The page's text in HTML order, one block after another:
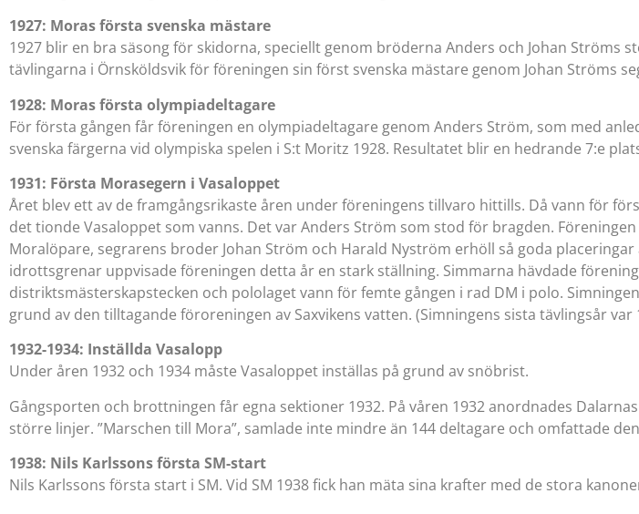
1927: Moras första svenska mästare
1927 blir en bra säsong för skidorna, speciellt genom bröderna Anders och Johan Ströms
tävlingarna i Örnsköldsvik för föreningen sin först svenska mästare genom Johan Ströms
1928: Moras första olympiadeltagare
För första gången får föreningen en olympiadeltagare genom Anders Ström, som med
svenska färgerna vid olympiska spelen i S:t Moritz 1928. Resultatet blir en hedrande 7:e
1931: Första Morasegern i Vasaloppet
Året blev ett av de framgångsrikaste åren under föreningens tillvaro hittills. Då vann för
det tionde Vasaloppet som vanns. Det var Anders Ström som stod för bragden.
Moralöpare, segrarens broder Johan Ström och Harald Nyström erhöll så goda
idrottsgrenar uppvisade föreningen detta år en stark ställning. Simmarna hävdade
distriktsmästerskapstecken och pololaget vann för femte gången i rad DM i polo.
grund av den tilltagande föroreningen av Saxvikens vatten. (Simningens sista tävlingsår var
1932-1934: Inställda Vasalopp
Under åren 1932 och 1934 måste Vasaloppet inställas på grund av snöbrist.
Gångsporten och brottningen får egna sektioner 1932. På våren 1932 anordnades
större linjer. ”Marschen till Mora”, samlade inte mindre än 144 deltagare och omfattade
1938: Nils Karlssons första SM-start
Nils Karlssons första start i SM. Vid SM 1938 fick han mäta sina krafter med de stora